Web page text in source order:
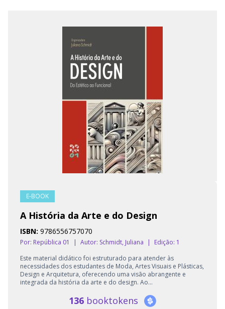
E-BOOK
A História da Arte e do Design
ISBN: 9786556757070
Por: República 01 | Autor: Schmidt, Juliana |
Edição: 1
Este material didático foi estruturado para atender às
necessidades dos estudantes de Moda, Artes Visuais e Plásticas,
Design e Arquitetura, oferecendo uma visão abrangente e
integrada da história da arte e do design. Ao...
136 booktokens